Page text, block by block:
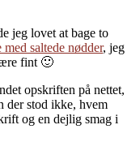
jeg lovet at bage to
saltede nødder, jeg
fint 🙂
opskriften på nettet,
der stod ikke, hvem
og en dejlig smag i